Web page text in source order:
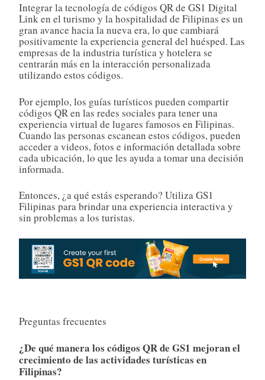
Integrar la tecnología de códigos QR de GS1 Digital
Link en el turismo y la hospitalidad de Filipinas es un
gran avance hacia la nueva era, lo que cambiará
positivamente la experiencia general del huésped. Las
empresas de la industria turística y hotelera se
centrarán más en la interacción personalizada
utilizando estos códigos.
Por ejemplo, los guías turísticos pueden compartir
códigos QR en las redes sociales para tener una
experiencia virtual de lugares famosos en Filipinas.
Cuando las personas escanean estos códigos, pueden
acceder a videos, fotos e información detallada sobre
cada ubicación, lo que les ayuda a tomar una decisión
informada.
Entonces, ¿a qué estás esperando? Utiliza GS1
Filipinas para brindar una experiencia interactiva y
sin problemas a los turistas.
Preguntas frecuentes
¿De qué manera los códigos QR de GS1 mejoran el
crecimiento de las actividades turísticas en
Filipinas?